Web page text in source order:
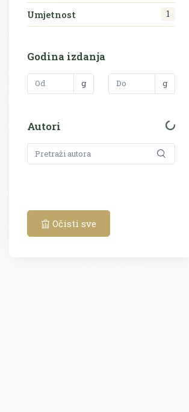
Umjetnost 1
Godina izdanja
g g
Autori
Očisti sve